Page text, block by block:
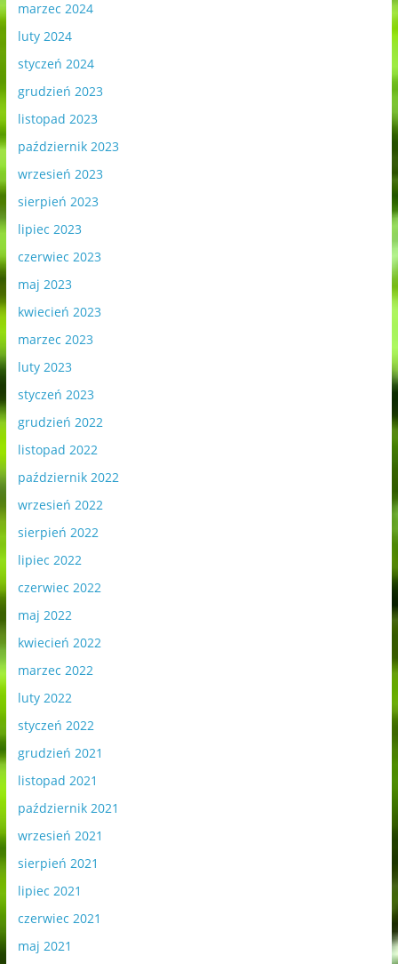
marzec 2024
luty 2024
styczeń 2024
grudzień 2023
listopad 2023
październik 2023
wrzesień 2023
sierpień 2023
lipiec 2023
czerwiec 2023
maj 2023
kwiecień 2023
marzec 2023
luty 2023
styczeń 2023
grudzień 2022
listopad 2022
październik 2022
wrzesień 2022
sierpień 2022
lipiec 2022
czerwiec 2022
maj 2022
kwiecień 2022
marzec 2022
luty 2022
styczeń 2022
grudzień 2021
listopad 2021
październik 2021
wrzesień 2021
sierpień 2021
lipiec 2021
czerwiec 2021
maj 2021